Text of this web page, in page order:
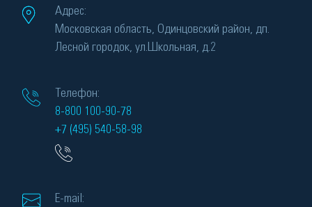
Адрес:
Московская область, Одинцовский район, дп.
Лесной городок, ул.Школьная, д.2
Телефон:
8-800 100-90-78
+7 (495) 540-58-98
E-mail: